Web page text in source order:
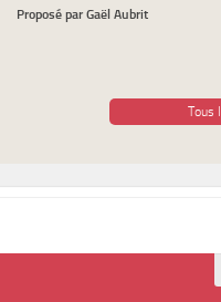
Proposé par Gaël Aubrit
Tous